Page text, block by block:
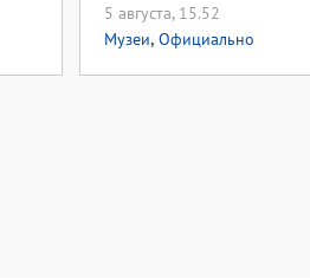
5 августа, 15.52
Музеи, Официально